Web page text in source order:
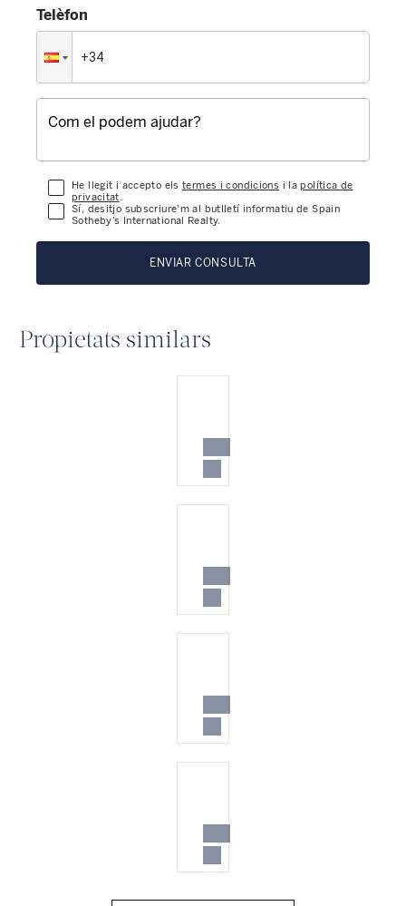
Telèfon
He llegit i accepto els termes i condicions i lapolítica de
privacitat.
Sí, desitjo subscriure'm al butlletí informatiu de Spain
Sotheby’s International Realty.
ENVIAR CONSULTA
Propietats similars